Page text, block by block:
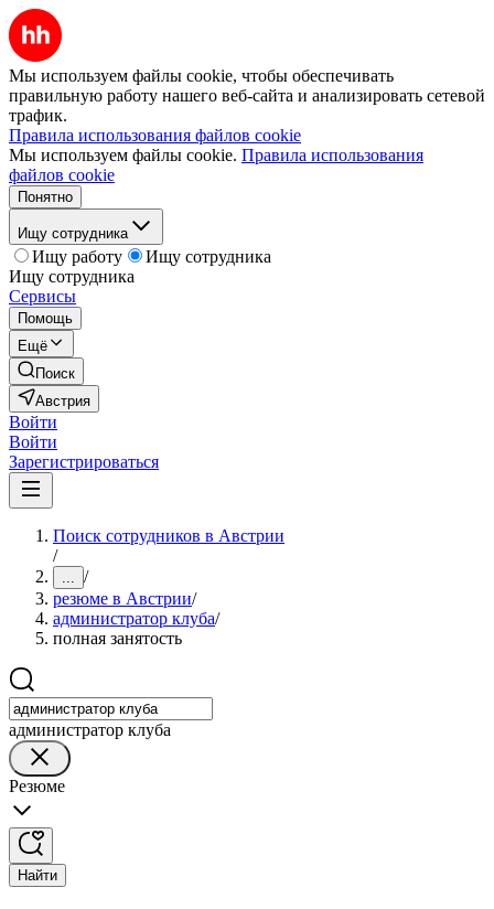
Мы используем файлы cookie, чтобы обеспечивать
правильную работу нашего веб-сайта и анализировать сетевой
трафик.
Правила использования файлов cookie
Мы используем файлы cookie. Правила использования
файлов cookie
Понятно
Ищу сотрудника
Ищу работу
Ищу сотрудника
Ищу сотрудника
Сервисы
Помощь
Ещё
Поиск
Австрия
Войти
Войти
Зарегистрироваться
Поиск сотрудников в Австрии
/
... /
резюме в Австрии/
администратор клуба/
полная занятость
администратор клуба
Резюме
Найти